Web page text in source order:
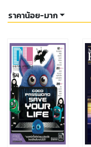
ราคาน้อย-มาก